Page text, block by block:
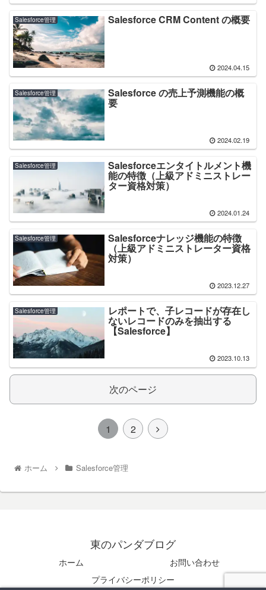
Salesforce管理 Salesforce CRM Content の概要
2024.04.15
Salesforce管理 Salesforce の売上予測機能の概
要
2024.02.19
Salesforce管理 Salesforceエンタイトルメント機
能の特徴（上級アドミニストレー
ター資格対策）
2024.01.24
Salesforce管理 Salesforceナレッジ機能の特徴
（上級アドミニストレーター資格
対策）
2023.12.27
Salesforce管理 レポートで、子レコードが存在し
ないレコードのみを抽出する
【Salesforce】
2023.10.13
次のページ
1 2
ホーム Salesforce管理
東のパンダブログ
ホーム
お問い合わせ
プライバシーポリシー